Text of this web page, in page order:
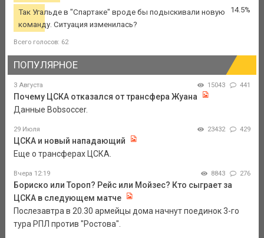
Так Угальде в "Спартаке" вроде бы подыскивали новую
команду. Ситуация изменилась?
14.5%
Всего голосов: 62
ПОПУЛЯРНОЕ
3 Августа 15043 441
Почему ЦСКА отказался от трансфера Жуана
Данные Bobsoccer.
29 Июля 23432 429
ЦСКА и новый нападающий
Еще о трансферах ЦСКА.
Вчера 12:19 8843 276
Бориско или Тороп? Рейс или Мойзес? Кто сыграет за
ЦСКА в следующем матче
Послезавтра в 20.30 армейцы дома начнут поединок 3-го
тура РПЛ против "Ростова".